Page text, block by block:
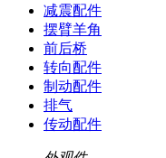
减震配件
摆臂羊角
前后桥
转向配件
制动配件
排气
传动配件